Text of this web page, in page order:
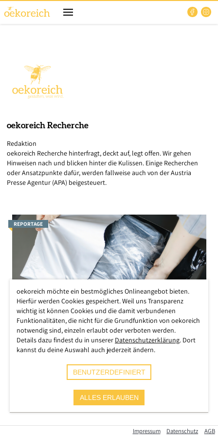
oekoreich Recherche
Redaktion
oekoreich Recherche hinterfragt, deckt auf, legt offen. Wir gehen
Hinweisen nach und blicken hinter die Kulissen. Einige Recherchen
oder Ansatzpunkte dafür, werden fallweise auch von der Austria
Presse Agentur (APA) beigesteuert.
REPORTAGE
Gift auf der Haut: Der gigantische
Skandal hinter Ultra-Fast-Fashion
oekoreich Recherche
Was steckt eigentlich in diesen super-billigen Kleidungsstücken?
Wir haben recherchiert und aktuelle Untersuchungen ausgewertet.
Das Ergebnis ist erschreckend.
Impressum Datenschutz AGB
oekoreich möchte ein bestmögliches Onlineangebot bieten.
Hierfür werden Cookies gespeichert. Weil uns Transparenz
wichtig ist können Cookies und die damit verbundenen
Funktionalitäten, die nicht für die Grundfunktion von oekoreich
notwendig sind, einzeln erlaubt oder verboten werden.
Details dazu findest du in unserer Datenschutzerklärung. Dort
kannst du deine Auswahl auch jederzeit ändern.
BENUTZERDEFINIERT
ALLES ERLAUBEN